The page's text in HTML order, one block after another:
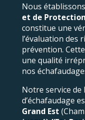
Nous
et de Protection
constitue une
l’évaluation des
prévention.
une qualité
nos
Notre service
d’échafaudage
Grand Est